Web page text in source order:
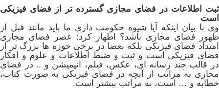
ثبت اطلاعات در فضای مجازی گسترده تر از فضای فیزیکی
است
وی با بیان اینکه آیا شیوه حکومت داری ما باید مانند قبل از
ظهور فضای مجازی باشد؟ اظهار کرد: عصر فضای مجازی
امتداد فضای فیزیکی بلکه بعضا در برخی حوزه ها بزرگ تر از
فضای فیزیکی است و ثبت و ضبط اطلاعات و علوم و افکار
در قالب چند رسانه ای، عکس، فیلم، انیمیشن و .. در فضای
مجازی به مراتب از آنچه در فضای فیزیکی به صورت کتاب،
خطابه و … است، به مراتب بیشتر است.